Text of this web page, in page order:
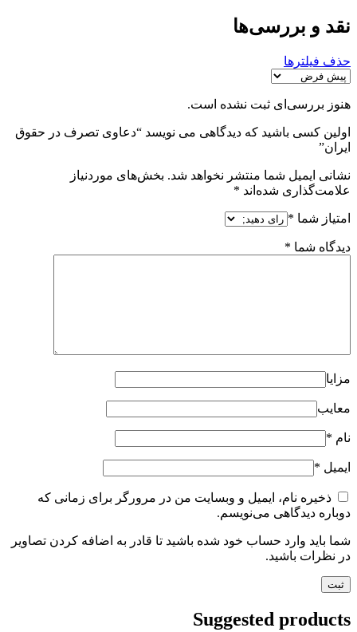
نقد و بررسی‌ها
حذف فیلترها
هنوز بررسی‌ای ثبت نشده است.
اولین کسی باشید که دیدگاهی می نویسد “دعاوی تصرف در حقوق
ایران”
نشانی ایمیل شما منتشر نخواهد شد. بخش‌های موردنیاز
علامت‌گذاری شده‌اند *
امتیاز شما *
دیدگاه شما *
مزایا
معایب
نام *
ایمیل *
ذخیره نام، ایمیل و وبسایت من در مرورگر برای زمانی که
دوباره دیدگاهی می‌نویسم.
شما باید وارد حساب خود شده باشید تا قادر به اضافه کردن تصاویر
در نظرات باشید.
Suggested products